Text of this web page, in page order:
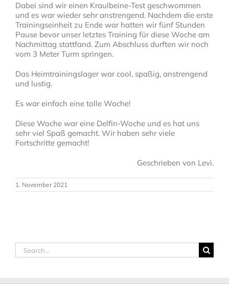
Dabei sind wir einen Kraulbeine-Test geschwommen
und es war wieder sehr anstrengend. Nachdem die erste
Trainingseinheit zu Ende war hatten wir fünf Stunden
Pause bevor unser letztes Training für diese Woche am
Nachmittag stattfand. Zum Abschluss durften wir noch
vom 3 Meter Turm springen.
Das Heimtrainingslager war cool, spaßig, anstrengend
und lustig.
Es war einfach eine tolle Woche!
Diese Woche war eine Delfin-Woche und es hat uns
sehr viel Spaß gemacht. Wir haben sehr viele
Fortschritte gemacht!
Geschrieben von Levi.
1. November 2021
Search
for: